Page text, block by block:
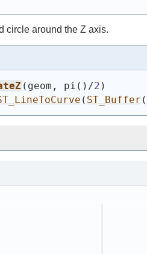
circle around the Z axis.
( geom, pi ( ) /2 )
( ST_Buffer (